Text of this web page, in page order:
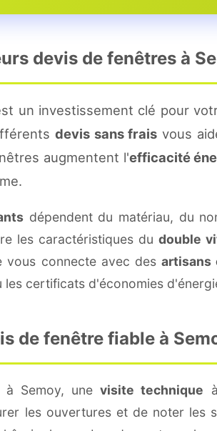
devis de fenêtres à
un investissement clé pour
devis sans frais vous
augmentent l'efficacité
dépendent du matériau, du
les caractéristiques du double
vous connecte avec des artisans
les certificats d'économies
de fenêtre fiable à
à Semoy, unevisite technique
les ouvertures et de noter les